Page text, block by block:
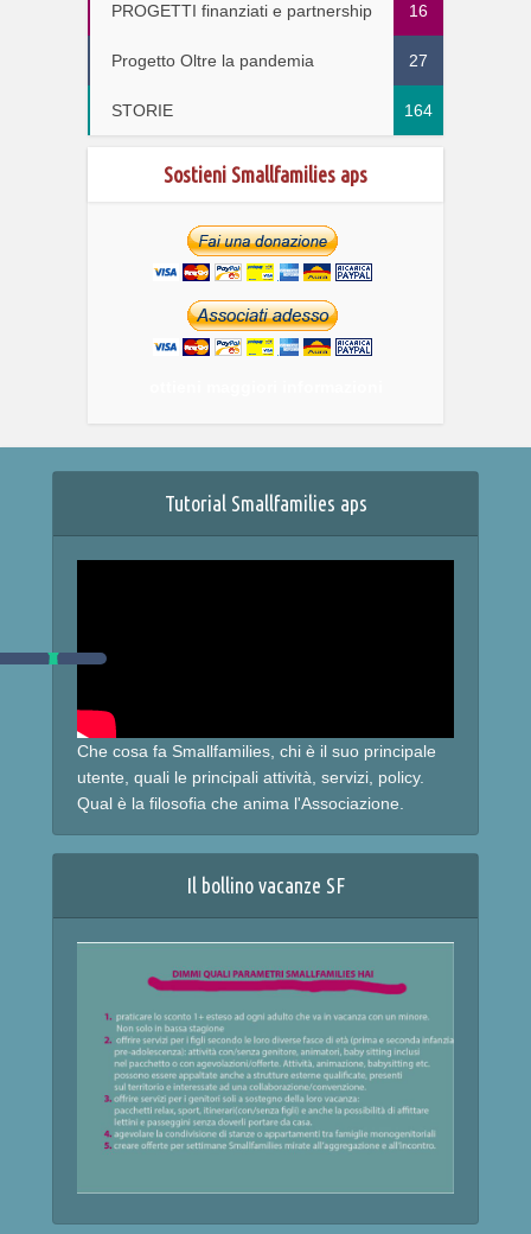
PROGETTI finanziati e partnership 16
Progetto Oltre la pandemia 27
STORIE 164
Sostieni Smallfamilies aps
Tutorial Smallfamilies aps
Che cosa fa Smallfamilies, chi è il suo principale
utente, quali le principali attività, servizi, policy.
Qual è la filosofia che anima l'Associazione.
Il bollino vacanze SF